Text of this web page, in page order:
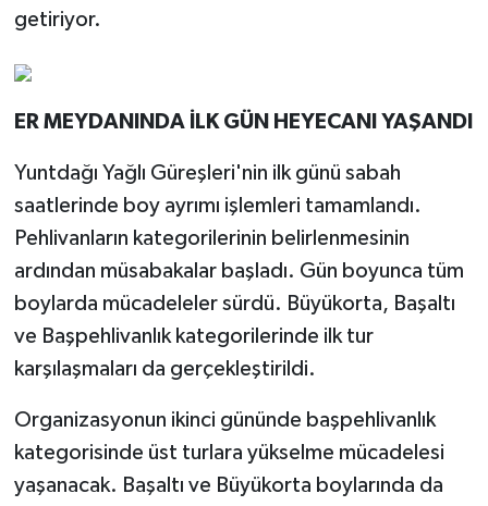
getiriyor.
ER MEYDANINDA İLK GÜN HEYECANI YAŞANDI
Yuntdağı Yağlı Güreşleri'nin ilk günü sabah
saatlerinde boy ayrımı işlemleri tamamlandı.
Pehlivanların kategorilerinin belirlenmesinin
ardından müsabakalar başladı. Gün boyunca tüm
boylarda mücadeleler sürdü. Büyükorta, Başaltı
ve Başpehlivanlık kategorilerinde ilk tur
karşılaşmaları da gerçekleştirildi.
Organizasyonun ikinci gününde başpehlivanlık
kategorisinde üst turlara yükselme mücadelesi
yaşanacak. Başaltı ve Büyükorta boylarında da